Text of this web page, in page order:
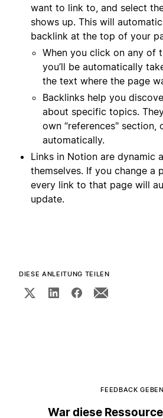
want to link to, and select
shows up. This will
backlink at the top of your
When you click on any of
you’ll be automatically
the text where the page
Backlinks help you
about specific topics.
own “references" section,
automatically.
Links in Notion are dynamic
themselves. If you change a
every link to that page will
update.
DIESE ANLEITUNG TEILEN
FEEDBACK GEBEN
War diese